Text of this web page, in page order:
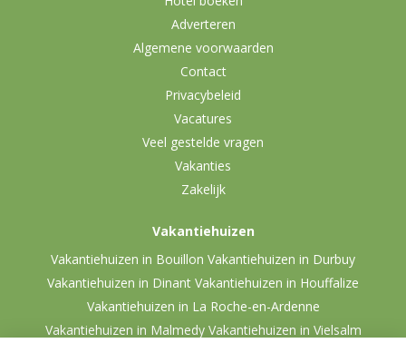
Adverteren
Algemene voorwaarden
Contact
Privacybeleid
Vacatures
Veel gestelde vragen
Vakanties
Zakelijk
Vakantiehuizen
Vakantiehuizen in Bouillon Vakantiehuizen in Durbuy
Vakantiehuizen in Dinant Vakantiehuizen in Houffalize
Vakantiehuizen in La Roche-en-Ardenne
Vakantiehuizen in Malmedy Vakantiehuizen in Vielsalm